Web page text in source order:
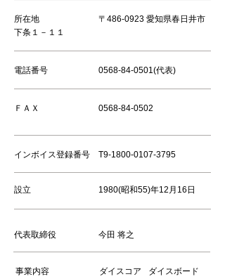
所在地 〒486-0923 愛知県春日井市
下条１－１１
電話番号 0568-84-0501(代表​)
ＦＡＸ 0568-84-0502
インボイス登録番号 T9-1800-0107-3795
設立 1980(昭和55)年12月16日
代表取締役 今田 将之
事業内容 ダイスコア
ダイスボード